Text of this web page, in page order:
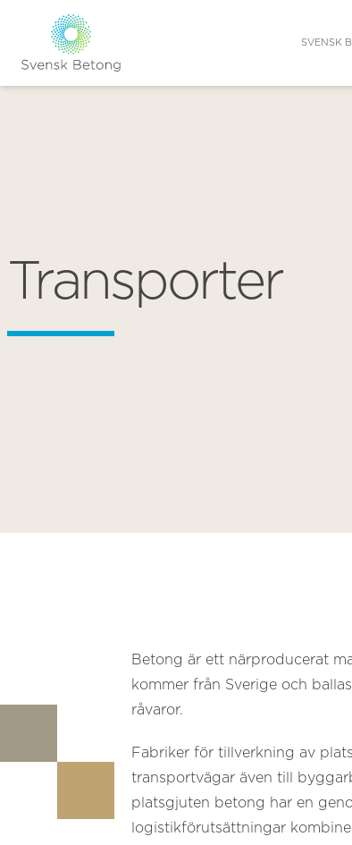
SVENSK
Transporter
Betong är ett närproducerat
kommer från Sverige och
råvaror.
Fabriker för tillverkning av
transportvägar även till
platsgjuten betong har en
logistikförutsättningar